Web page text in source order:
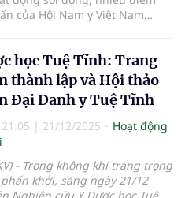
của Hội Nam y Việt Nam
tục nhận được sự quan tâm
xã hội.
học Tuệ Tĩnh: Trang
thành lập và Hội thảo
Đại Danh y Tuệ Tĩnh
21:05 | 21/12/2025
Hoạt động
- Trong không khí trang trọng
phấn khởi, sáng ngày 21/12